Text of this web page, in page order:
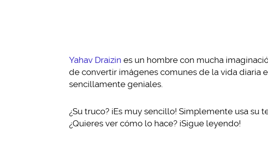
Yahav Draizin es un hombre con mucha
de convertir imágenes comunes de la vida diaria
sencillamente geniales.
¿Su truco? ¡Es muy sencillo! Simplemente usa su
¿Quieres ver cómo lo hace? ¡Sigue leyendo!